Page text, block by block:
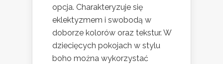
opcja. Charakteryzuje się
eklektyzmem i swobodą w
doborze kolorów oraz tekstur. W
dziecięcych pokojach w stylu
boho można wykorzystać